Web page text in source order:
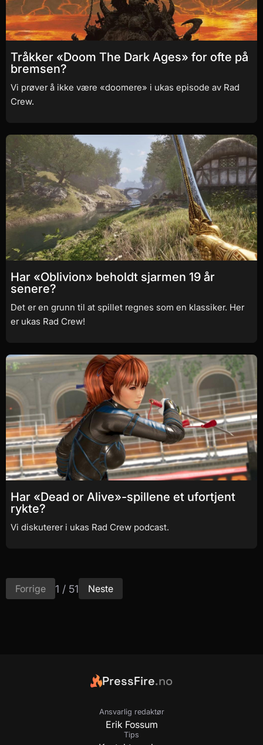
Tråkker «Doom The Dark Ages» for ofte på
bremsen?
Vi prøver å ikke være «doomere» i ukas episode av Rad
Crew.
Har «Oblivion» beholdt sjarmen 19 år
senere?
Det er en grunn til at spillet regnes som en klassiker. Her
er ukas Rad Crew!
Har «Dead or Alive»-spillene et ufortjent
rykte?
Vi diskuterer i ukas Rad Crew podcast.
Forrige 1 / 51 Neste
PressFire.no
Ansvarlig redaktør
Erik Fossum
Tips